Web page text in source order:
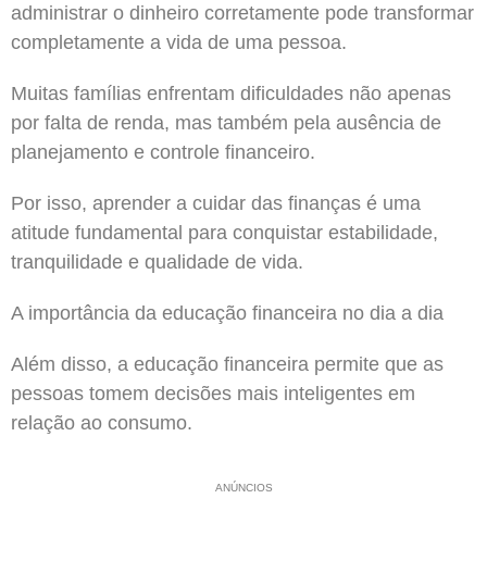
administrar o dinheiro corretamente pode transformar
completamente a vida de uma pessoa.
Muitas famílias enfrentam dificuldades não apenas
por falta de renda, mas também pela ausência de
planejamento e controle financeiro.
Por isso, aprender a cuidar das finanças é uma
atitude fundamental para conquistar estabilidade,
tranquilidade e qualidade de vida.
A importância da educação financeira no dia a dia
Além disso, a educação financeira permite que as
pessoas tomem decisões mais inteligentes em
relação ao consumo.
ANÚNCIOS